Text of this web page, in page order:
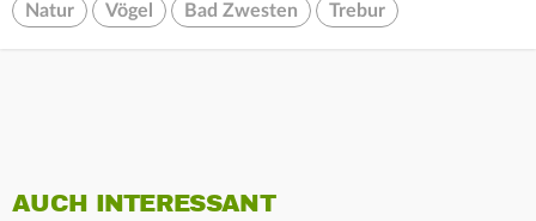
Natur Vögel Bad Zwesten Trebur
AUCH INTERESSANT